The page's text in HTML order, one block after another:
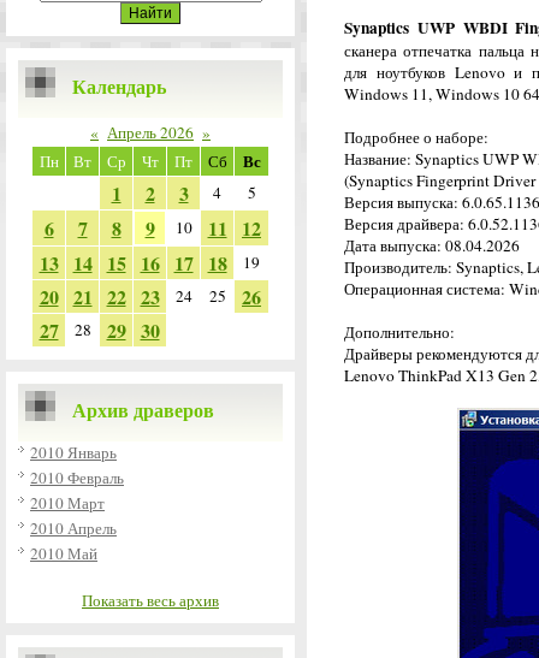
Календарь
« Апрель 2026 »
Пн
Вт Ср Чт Пт Сб Вс
1 2 3 4 5
6 7 8 9 10 11
12
13 14 15 16 17 18 19
20 21 22 23 24 25
26
27
28 29 30
Архив драверов
2010 Январь
2010 Февраль
2010 Март
2010 Апрель
2010 Май
Показать весь архив
Synaptics UWP WBDI
сканера отпечатка
для ноутбуков Lenovo и
Windows 11, Windows 10
Подробнее о наборе:
Название: Synaptics UWP
(Synaptics Fingerprint
Версия выпуска:
Версия драйвера:
Дата выпуска: 08.04.2026
Производитель: Synaptics,
Операционная система:
Дополнительно:
Драйверы рекомендуются
Lenovo ThinkPad X13 Gen